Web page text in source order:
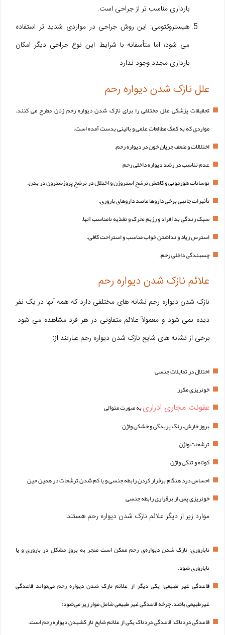
بارداری مناسب تر از جراحی است.
هیستروکتومی: این روش جراحی در مواردی شدید تر استفاده
می شود؛ اما متأسفانه با شرایط این نوع جراحی دیگر امکان
بارداری مجدد وجود ندارد.
علل نازک شدن دیواره رحم
تحقیقات پزشکی علل مختلفی را برای نازک شدن دیواره رحم زنان مطرح می کنند.
مواردی که به کمک مطالعات علمی و بالینی بدست آمده است.
اختلالات و ضعف جریان خون در دیواره رحم.
عدم تناسب در رشد دیواره داخلی رحم
نوسانات هورمونی و کاهش ترشح استروژن و اختلال در ترشح پروژسترون در بدن.
تأثیرات جانبی برخی داروها مانند داروهای باروری.
سبک زندگی بد افراد و رژیم تحرک و تغذیه نامناسب آنها.
استرس زیاد و نداشتن خواب مناسب و استراحت کافی.
چسبندگی داخلی رحم.
علائم نازک شدن دیواره رحم
نازک شدن دیواره رحم نشانه های مختلفی دارد که همه آنها در یک نفر
دیده نمی شود و معمولاً علائم متفاوتی در هر فرد مشاهده می شود.
برخی از نشانه های شایع نازک شدن دیواره رحم عبارتند از:
اختلال در تمایلات جنسی
خونریزی مکرر
عفونت مجاری ادراریبه صورت متوالی
بروز خارش، رنگ پریدگی و خشکی واژن
ترشحات واژن
کوتاه و تنگی واژن
احساس درد هنگام برقرار کردن رابطه جنسی و یا کم شدن ترشحات در همین حین
خونریزی پس از برقراری رابطه جنسی
موارد زیر از دیگر علائم نازک شدن دیواره رحم هستند:
ناباروری: نازک شدن دیواره‌ی رحم ممکن است منجر به بروز مشکل در باروری و یا
ناباروری شود.
قاعدگی غیر طبیعی: یکی دیگر از علائم نازک شدن دیواره رحم می‌تواند قاعدگی
غیرطبیعی باشد. چرخه قاعدگی غیر طبیعی شامل موار زیر می‌شود:
قاعدگی دردناک: قاعدگی دردناک یکی از علائم شایع ناز کشیدن دیواره رحم است.